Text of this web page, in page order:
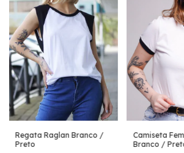
Regata Raglan Branco /
Preto
Camiseta
Branco /